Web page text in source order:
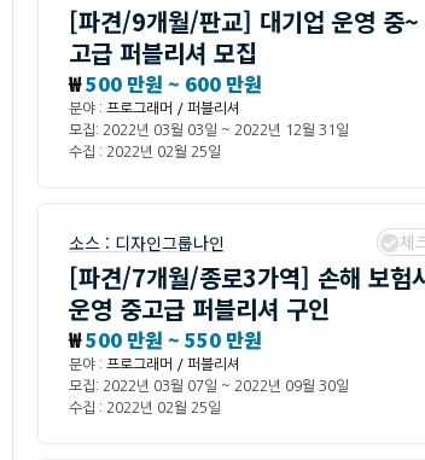
[파견/9개월/판교] 대기업 운영 중~
고급 퍼블리셔 모집
₩500 만원 ~ 600 만원
분야 : 프로그래머 / 퍼블리셔
모집: 2022년 03월 03일 ~ 2022년 12월 31일
수집 : 2022년 02월 25일
소스 : 디자인그룹나인 체
[파견/7개월/종로3가역] 손해 보험
운영 중고급 퍼블리셔 구인
₩500 만원 ~ 550 만원
분야 : 프로그래머 / 퍼블리셔
모집: 2022년 03월 07일 ~ 2022년 09월 30일
수집 : 2022년 02월 25일